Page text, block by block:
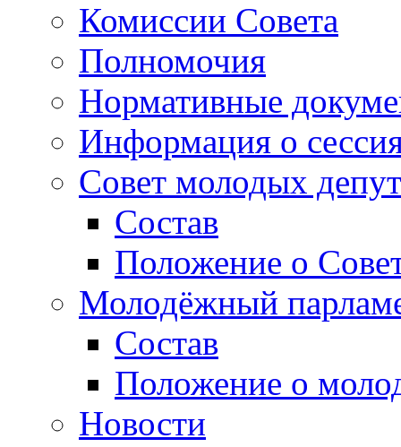
Комиссии Совета
Полномочия
Нормативные
Информация о
Совет молодых
Состав
Положение о
Молодёжный
Состав
Положение о
Новости